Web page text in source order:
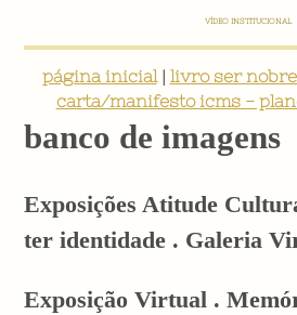
VÍDEO INSTITUCIONAL
página inicial| livro ser
carta/manifesto icms -
banco de imagens
Exposições Atitude
ter identidade . Galeria
Exposição Virtual .